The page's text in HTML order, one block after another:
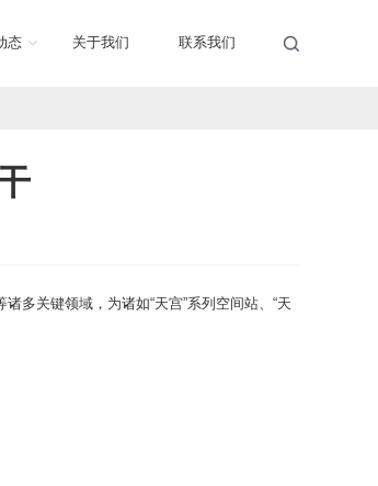
态 关于我们 联系我们
多关键领域，为诸如“天宫”系列空间站、“天